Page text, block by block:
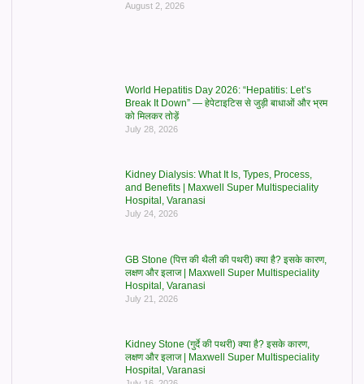
August 2, 2026
World Hepatitis Day 2026: “Hepatitis: Let’s
Break It Down” — हेपेटाइटिस से जुड़ी बाधाओं और भ्रम
को मिलकर तोड़ें
July 28, 2026
Kidney Dialysis: What It Is, Types, Process,
and Benefits | Maxwell Super Multispeciality
Hospital, Varanasi
July 24, 2026
GB Stone (पित्त की थैली की पथरी) क्या है? इसके कारण,
लक्षण और इलाज | Maxwell Super Multispeciality
Hospital, Varanasi
July 21, 2026
Kidney Stone (गुर्दे की पथरी) क्या है? इसके कारण,
लक्षण और इलाज | Maxwell Super Multispeciality
Hospital, Varanasi